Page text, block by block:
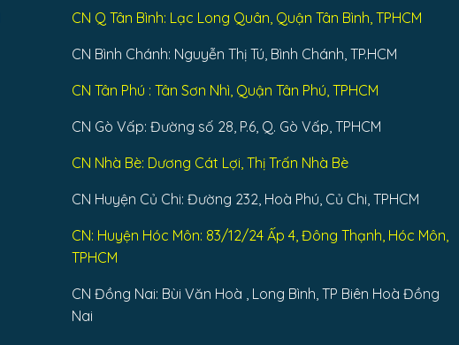
CN Q Tân Bình: Lạc Long Quân, Quận Tân Bình, TPHCM
CN Bình Chánh: Nguyễn Thị Tú, Bình Chánh, TP.HCM
CN Tân Phú : Tân Sơn Nhì, Quận Tân Phú, TPHCM
CN Gò Vấp: Đường số 28, P.6, Q. Gò Vấp, TPHCM
CN Nhà Bè: Dương Cát Lợi, Thị Trấn Nhà Bè
CN Huyện Củ Chi: Đường 232, Hoà Phú, Củ Chi, TPHCM
CN: Huyện Hóc Môn: 83/12/24 Ấp 4, Đông Thạnh, Hóc Môn,
TPHCM
CN Đồng Nai: Bùi Văn Hoà , Long Bình, TP Biên Hoà Đồng
Nai